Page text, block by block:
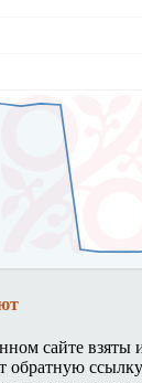
сайте взяты
ссылку